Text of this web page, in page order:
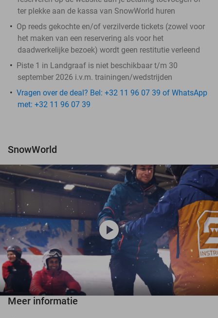
ter plekke aan de kassa van SnowWorld huren
Op reeds gekochte en/of verzilverde tickets (zowel voor
het maken van een reservering als voor het
daadwerkelijke bezoek) wordt geen restitutie verleend
Piste 1 in Landgraaf is niet beschikbaar t/m 30
september 2026 i.v.m. trainingen/wedstrijden
Vragen over de deal? Bel: +32 11 96 07 39 of WhatsApp
met: +32 11 96 07 39
SnowWorld
play_circle
Meer informatie